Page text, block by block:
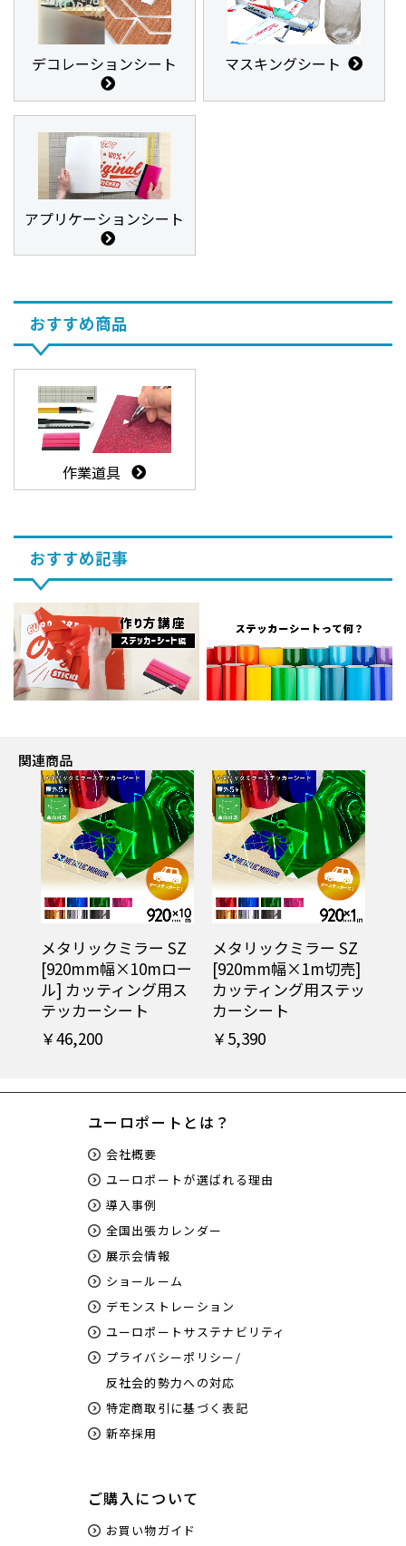
デコレーションシート マスキングシート
アプリケーションシート
おすすめ商品
作業道具
おすすめ記事
関連商品
メタリックミラー SZ
[920mm幅×10mロー
ル] カッティング用ス
テッカーシート
￥46,200
メタリックミラー SZ
[920mm幅×1m切売]
カッティング用ステッ
カーシート
￥5,390
ユーロポートとは？
会社概要
ユーロポートが選ばれる理由
導入事例
全国出張カレンダー
展示会情報
ショールーム
デモンストレーション
ユーロポートサステナビリティ
プライバシーポリシー/
反社会的勢力への対応
特定商取引に基づく表記
新卒採用
ご購入について
お買い物ガイド